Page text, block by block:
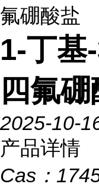
氟硼酸盐
1-丁基
四氟
2025-10-
产品详情
Cas：